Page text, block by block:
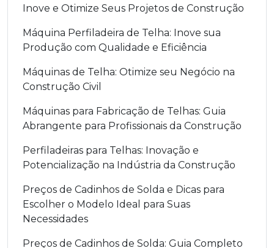
Inove e Otimize Seus Projetos de Construção
Máquina Perfiladeira de Telha: Inove sua
Produção com Qualidade e Eficiência
Máquinas de Telha: Otimize seu Negócio na
Construção Civil
Máquinas para Fabricação de Telhas: Guia
Abrangente para Profissionais da Construção
Perfiladeiras para Telhas: Inovação e
Potencialização na Indústria da Construção
Preços de Cadinhos de Solda e Dicas para
Escolher o Modelo Ideal para Suas
Necessidades
Preços de Cadinhos de Solda: Guia Completo